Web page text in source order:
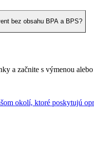
bez obsahu BPA a BPS?
a začnite s výmenou
okolí, ktoré poskytujú